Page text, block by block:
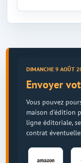
DIMANCHE 9 AOÛT
Envoyer
Vous pouvez
maison d'édition
ligne éditoriale,
contrat